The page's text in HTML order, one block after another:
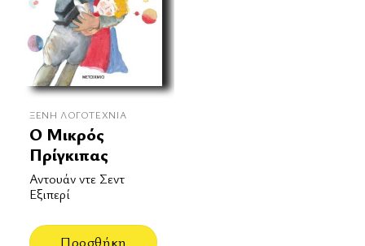
ΞΈΝΗ ΛΟΓΟΤΕΧΝΊΑ
Ο Μικρός
Πρίγκιπας
Αντουάν ντε Σεντ
Εξιπερί
Προσθήκη